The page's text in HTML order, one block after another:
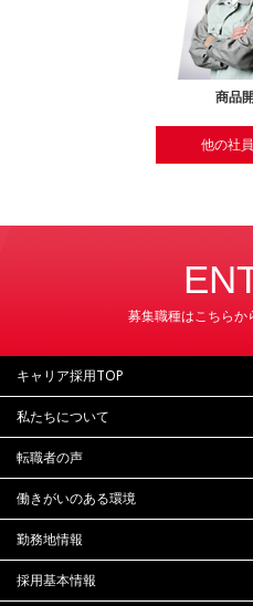
商品
他の社
募集職種はこちらか
キャリア採用TOP
私たちについて
転職者の声
働きがいのある環境
勤務地情報
採用基本情報